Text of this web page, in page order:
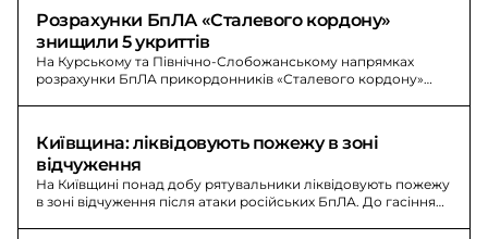
Розрахунки БпЛА «Сталевого кордону»
знищили 5 укриттів
На Курському та Північно-Слобожанському напрямках
розрахунки БпЛА прикордонників «Сталевого кордону»
Київщина: ліквідовують пожежу в зоні
відчуження
На Київщині понад добу рятувальники ліквідовують пожежу
в зоні відчуження після атаки російських БпЛА. До гасіння